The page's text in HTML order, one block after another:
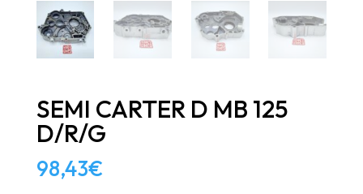
SEMI CARTER D MB 125
D/R/G
98,43€